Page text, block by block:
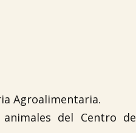
Agroalimentaria.
del Centro de